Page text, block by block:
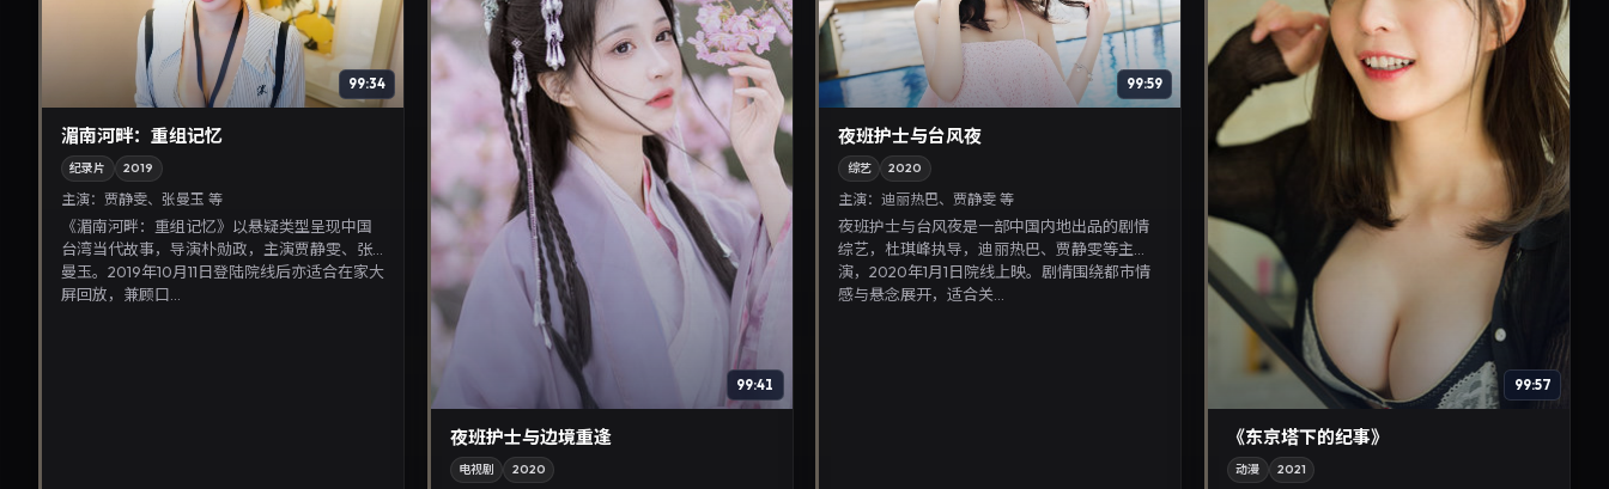
99:34
湄南河畔：重组记忆
纪录片 2019
主演： 贾静雯、张曼玉 等
《湄南河畔：重组记忆》以悬疑类型呈现中国
台湾当代故事，导演朴勋政，主演贾静雯、张
曼玉。2019年10月11日登陆院线后亦适合在家大
屏回放，兼顾口...
99:41
夜班护士与边境重逢
电视剧 2020
99:59
夜班护士与台风夜
综艺 2020
主演：迪丽热巴、贾静雯 等
夜班护士与台风夜是一部中国内地出品的剧情
综艺，杜琪峰执导，迪丽热巴、贾静雯等主
演，2020年1月1日院线上映。剧情围绕都市情
感与悬念展开，适合关...
99:57
《东京塔下的纪事》
动漫 2021